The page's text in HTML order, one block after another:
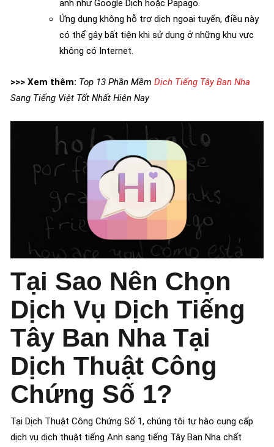
ảnh như Google Dịch hoặc Papago.
Ứng dụng không hỗ trợ dịch ngoại tuyến, điều này
có thể gây bất tiện khi sử dụng ở những khu vực
không có Internet.
>>> Xem thêm: Top 13 Phần Mềm Dịch Tiếng Tây Ban Nha
Sang Tiếng Việt Tốt Nhất Hiện Nay
Tại Sao Nên Chọn
Dịch Vụ Dịch Tiếng
Tây Ban Nha Tại
Dịch Thuật Công
Chứng Số 1?
Tại Dịch Thuật Công Chứng Số 1, chúng tôi tự hào cung cấp
dịch vụ dịch thuật tiếng Anh sang tiếng Tây Ban Nha chất